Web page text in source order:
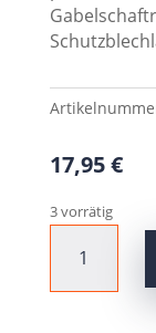
17,95€
3 vorrätig
Steckschutzblech
"D-